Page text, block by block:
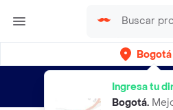
Bogotá
Ingresa tu
Bogotá.
envíos gratis por